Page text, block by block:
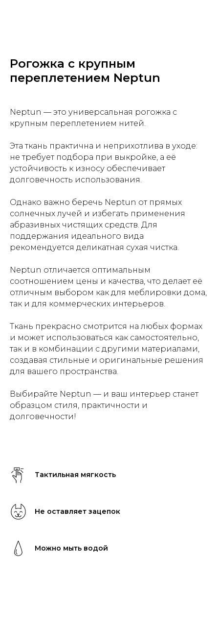
Рогожка с крупным
переплетением Neptun
Neptun — это универсальная рогожка с
крупным переплетением нитей.
Эта ткань практична и неприхотлива в уходе:
не требует подбора при выкройке, а её
устойчивость к износу обеспечивает
долговечность использования.
Однако важно беречь Neptun от прямых
солнечных лучей и избегать применения
абразивных чистящих средств. Для
поддержания идеального вида
рекомендуется деликатная сухая чистка.
Neptun отличается оптимальным
соотношением цены и качества, что делает её
отличным выбором как для меблировки дома,
так и для коммерческих интерьеров.
Ткань прекрасно смотрится на любых формах
и может использоваться как самостоятельно,
так и в комбинации с другими материалами,
создавая стильные и оригинальные решения
для вашего пространства.
Выбирайте Neptun — и ваш интерьер станет
образцом стиля, практичности и
долговечности!
Тактильная мягкость
Не оставляет зацепок
Можно мыть водой